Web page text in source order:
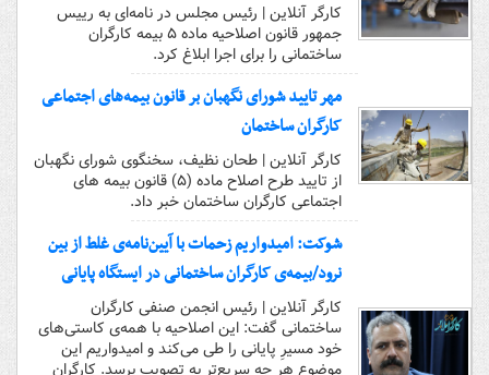
کارگر آنلاین | رئیس مجلس در نامه‌ای به رییس
جمهور قانون اصلاحیه ماده ۵ بیمه کارگران
ساختمانی را برای اجرا ابلاغ کرد.
مهر تایید شورای نگهبان بر قانون بیمه‌های اجتماعی
کارگران ساختمان
کارگر آنلاین | طحان نظیف، سخنگوی شورای نگهبان
از تایید طرح اصلاح ماده (۵) قانون بیمه های
اجتماعی کارگران ساختمان خبر داد.
شوکت: امیدواریم زحمات با آیین‌نامه‌ی غلط از بین
نرود/بیمه‌ی کارگران ساختمانی در ایستگاه پایانی
کارگر آنلاین | رئیس انجمن صنفی کارگران
ساختمانی گفت: این اصلاحیه با همه‌ی کاستی‌های
خود مسیرِ پایانی را طی می‌کند و امیدواریم این
موضوع هر چه سریع‌تر به تصویب برسد. کارگران